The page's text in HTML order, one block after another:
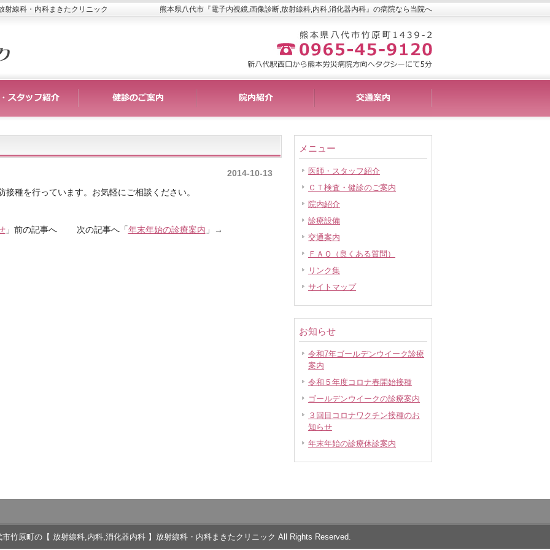
射線科・内科まきたクリニック 熊本県八代市『電子内視鏡,画像診断,放射線科,内科,消化器内科』の病院なら当院へ
2014-10-13
種を行っています。お気軽にご相談ください。
」前の記事へ 次の記事へ「年末年始の診療案内 」→
メニュー
医師・スタッフ紹介
ＣＴ検査・健診のご案内
院内紹介
診療設備
交通案内
ＦＡＱ（良くある質問）
リンク集
サイトマップ
お知らせ
令和7年ゴールデンウイーク診療
案内
令和５年度コロナ春開始接種
ゴールデンウイークの診療案内
３回目コロナワクチン接種のお
知らせ
年末年始の診療休診案内
竹原町の【 放射線科,内科,消化器内科 】放射線科・内科まきたクリニック All Rights Reserved.